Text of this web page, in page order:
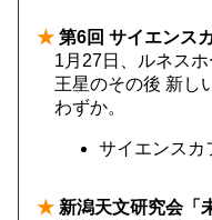
★ 第6回 サイエンス
1月27日、ルネス
王星のその後 新し
わずか。
サイエンスカ
★ 新潟天文研究会「